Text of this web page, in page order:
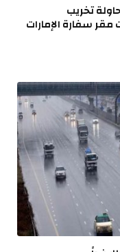
تخريب
سفارة الإمارات